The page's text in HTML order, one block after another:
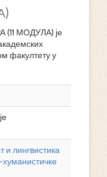
МОДУЛА) је
факултету у
и лингвистика